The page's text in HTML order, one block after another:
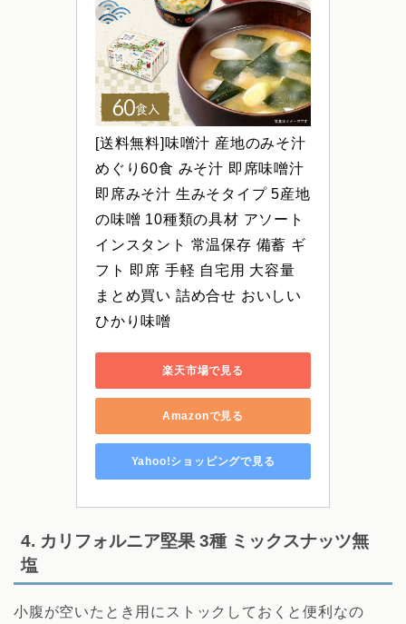
[送料無料]味噌汁 産地のみそ汁
めぐり60食 みそ汁 即席味噌汁
即席みそ汁 生みそタイプ 5産地
の味噌 10種類の具材 アソート
インスタント 常温保存 備蓄 ギ
フト 即席 手軽 自宅用 大容量
まとめ買い 詰め合せ おいしい
ひかり味噌
楽天市場で見る
Amazonで見る
Yahoo!ショッピングで見る
4. カリフォルニア堅果 3種 ミックスナッツ無
塩
小腹が空いたとき用にストックしておくと便利なの